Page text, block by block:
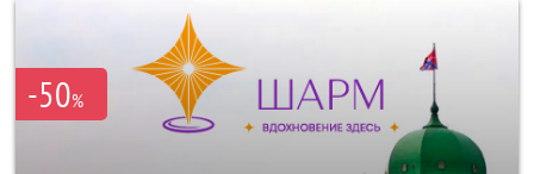
-50%